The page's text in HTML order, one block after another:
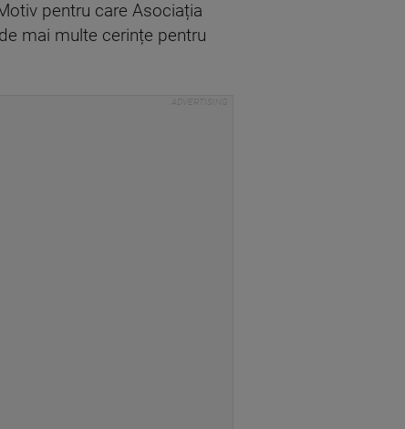
pentru care Asociația
mai multe cerințe pentru